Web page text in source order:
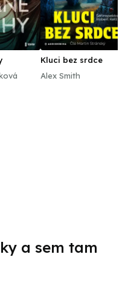
Kluci bez srdce
Alex Smith
a sem tam